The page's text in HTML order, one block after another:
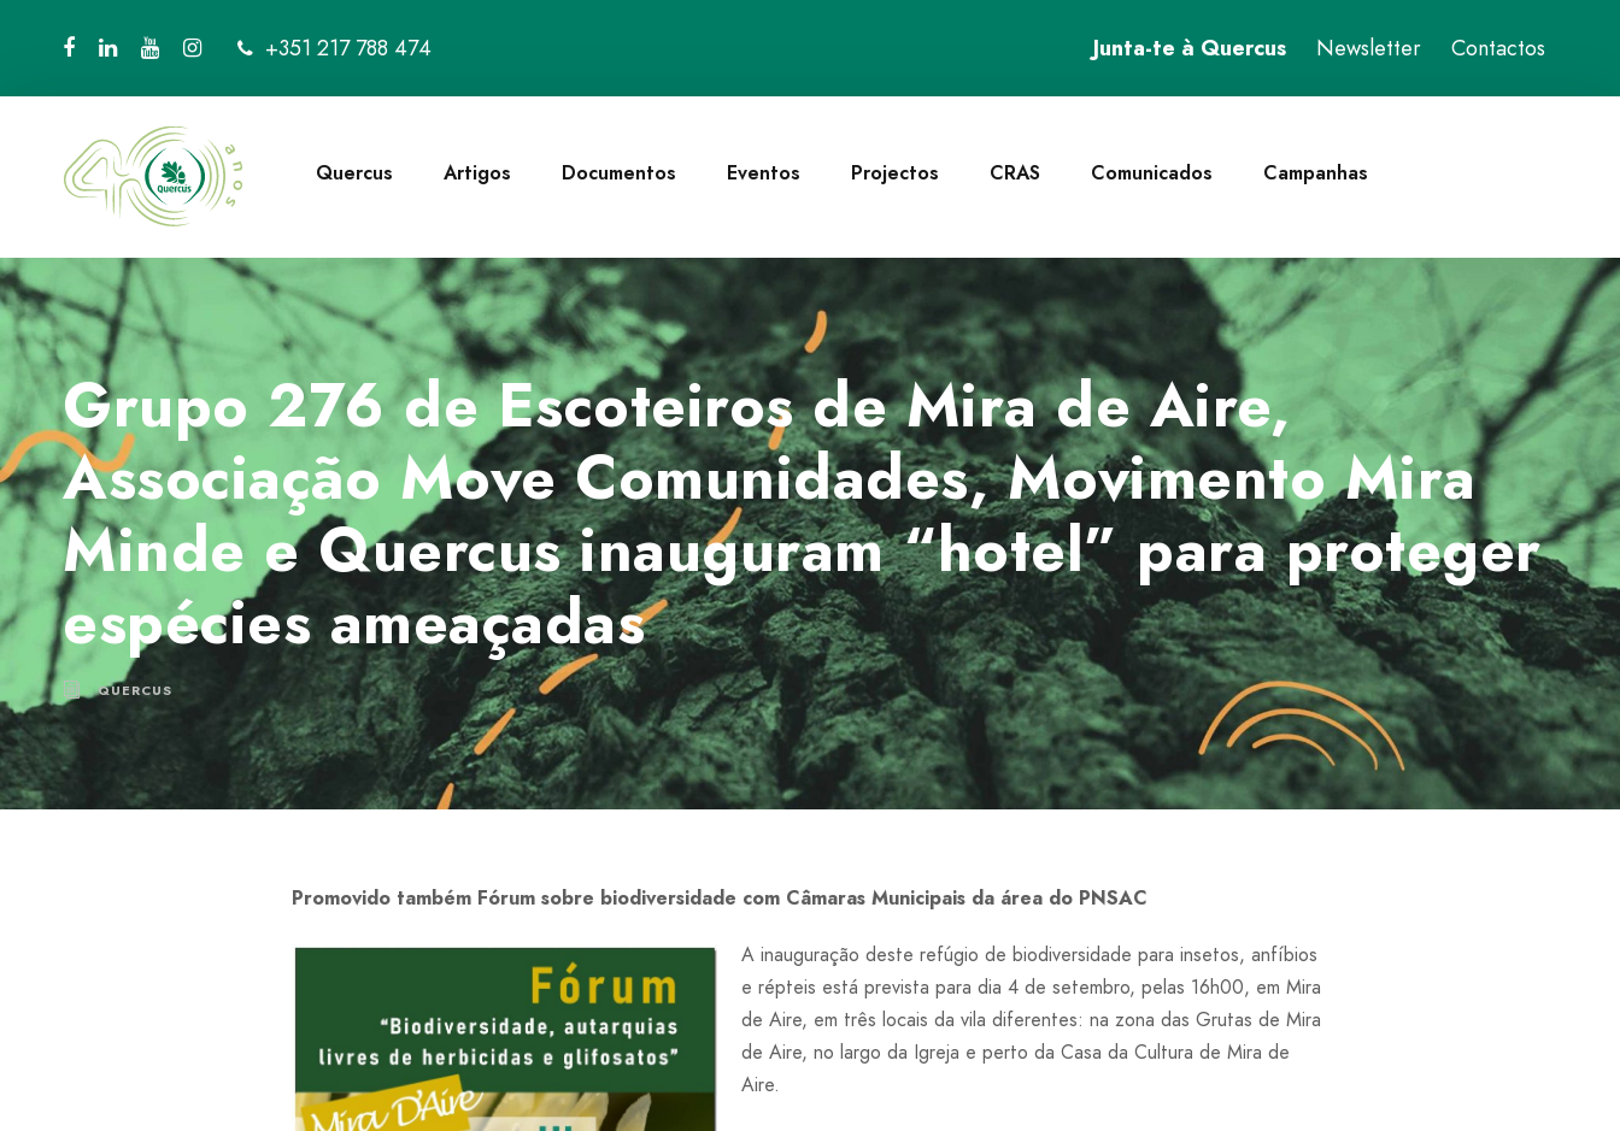
+351 217 788 474 Junta-te à Quercus Newsletter Contactos
Quercus Artigos Documentos Eventos Projectos CRAS Comunicados Campanhas
Grupo 276 de Escoteiros de Mira de Aire,
Associação Move Comunidades, Movimento Mira
Minde e Quercus inauguram “hotel” para proteger
espécies ameaçadas
QUERCUS
Promovido também Fórum sobre biodiversidade com Câmaras Municipais da área do PNSAC
A inauguração deste refúgio de biodiversidade para insetos, anfíbios
e répteis está prevista para dia 4 de setembro, pelas 16h00, em Mira
de Aire, em três locais da vila diferentes: na zona das Grutas de Mira
de Aire, no largo da Igreja e perto da Casa da Cultura de Mira de
Aire.